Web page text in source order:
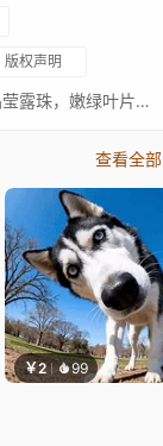
版权声明
三朵粉白风铃花缀着晶莹露珠，嫩绿叶片搭配待放花苞，柔和日光洒落，呈现清新鲜柔的自然景致。
查看全部
￥2 99